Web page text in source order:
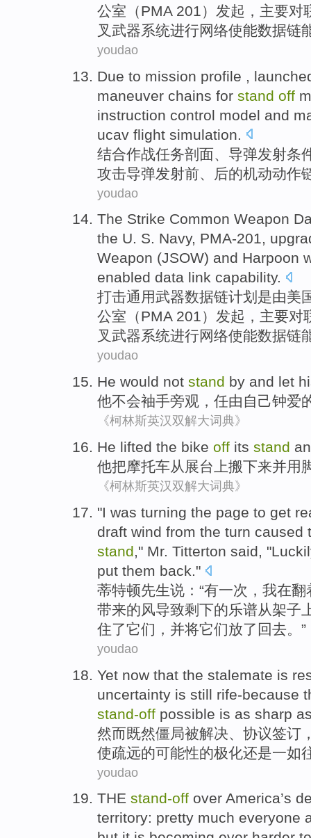
公室（PMA201）发起，主要对
叉 武器系统进行网络使能数据链
youdao
Due to mission profile
maneuver chains for stand off
instruction control model and
ucav flight simulation.
结合作战任务剖面 导弹发射条
攻击导弹发射前、后的机动动作
youdao
The Strike Common Weapon
the U. S. Navy, PMA-201,
Weapon (JSOW) and Harpoon
enabled data link capability.
打击通用武器数据链计划 是由美
公室（PMA201）发起，主要对
叉 武器系统进行网络使能数据链
youdao
He would not stand by and let
他不会袖手旁观 ， 任由 自己钟爱
《柯林斯英汉双解大词典》
He lifted the bike off its stand
他把摩托车从 展台上搬下来并用
《柯林斯英汉双解大词典》
"I was turning the page to get
draft wind from the turn
stand," Mr. Titterton said,
put them back."
蒂特顿先生说：“有一次，我在
带来的风导致剩下的乐谱从架子
住了它们，并将它们放了回去。”
youdao
Yet now that the stalemate is
uncertainty is still rife-because
stand-off possible is as sharp
然而既然僵局被解决 协议签订
使疏远的可能性的极化还是一如
youdao
THE stand-off over America’s
territory: pretty much everyone